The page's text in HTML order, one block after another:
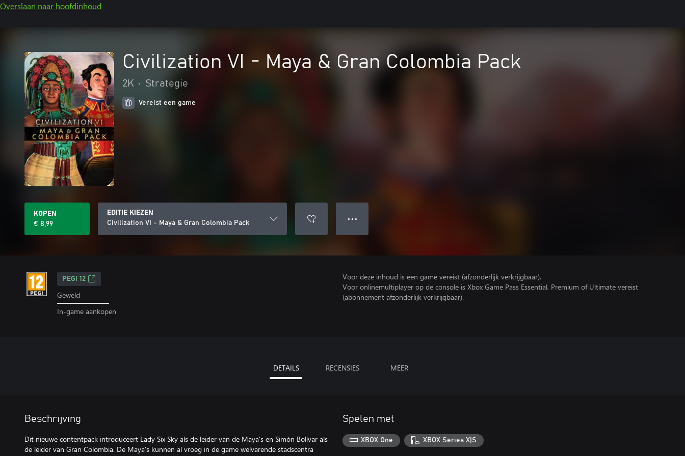
Overslaan naar hoofdinhoud
Civilization VI - Maya & Gran Colombia Pack
2K • Strategie
Vereist een game
KOPEN
€ 8,99
EDITIE KIEZEN
Civilization VI - Maya & Gran Colombia Pack
● ● ●
PEGI 12
Geweld
In-game aankopen
Voor deze inhoud is een game vereist (afzonderlijk verkrijgbaar).
Voor onlinemultiplayer op de console is Xbox Game Pass Essential, Premium of Ultimate vereist
(abonnement afzonderlijk verkrijgbaar).
DETAILS RECENSIES MEER
Beschrijving
Dit nieuwe contentpack introduceert Lady Six Sky als de leider van de Maya's en Simón Bolívar als
de leider van Gran Colombia. De Maya's kunnen al vroeg in de game welvarende stadscentra
Spelen met
XBOX One XBOX Series X|S